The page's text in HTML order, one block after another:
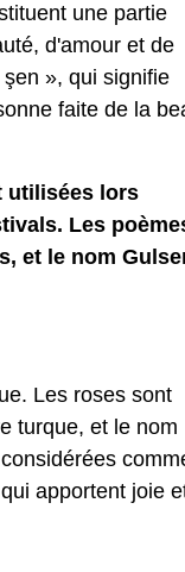
une partie
d'amour et de
», qui signifie
faite de la
utilisées lors
Les
et le nom
Les roses sont
turque, et le nom
apportent joie